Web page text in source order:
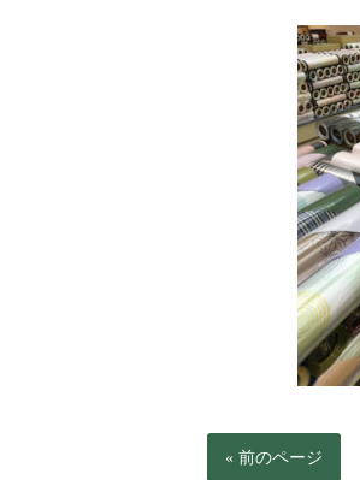
« 前のページ